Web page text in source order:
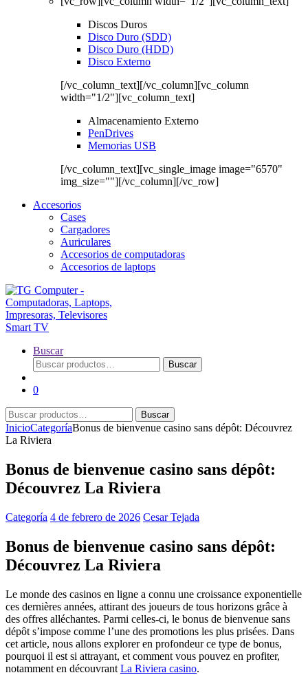
Discos Duros
Disco Duro (SDD)
Disco Duro (HDD)
Disco Externo
[/vc_column_text][/vc_column][vc_column
width="1/2"][vc_column_text]
Almacenamiento Externo
PenDrives
Memorias USB
[/vc_column_text][vc_single_image image="6570"
img_size=""][/vc_column][/vc_row]
Accesorios
Cases
Cargadores
Auriculares
Accesorios de computadoras
Accesorios de laptops
Buscar
Buscar
por:
Buscar
0
Buscar
por:
Buscar
InicioCategoríaBonus de bienvenue casino sans dépôt: Découvrez
La Riviera
Bonus de bienvenue casino sans dépôt:
Découvrez La Riviera
Categoría 4 de febrero de 2026 Cesar Tejada
Bonus de bienvenue casino sans dépôt:
Découvrez La Riviera
Le monde des casinos en ligne a connu une croissance exponentielle
ces dernières années, attirant des joueurs de tous horizons grâce à
des offres alléchantes. Parmi celles-ci, le bonus de bienvenue sans
dépôt s’impose comme l’une des promotions les plus prisées. Dans
cet article, nous allons explorer en profondeur ce type de bonus,
pourquoi il est si attrayant, et comment vous pouvez en profiter,
notamment en découvrant La Riviera casino.